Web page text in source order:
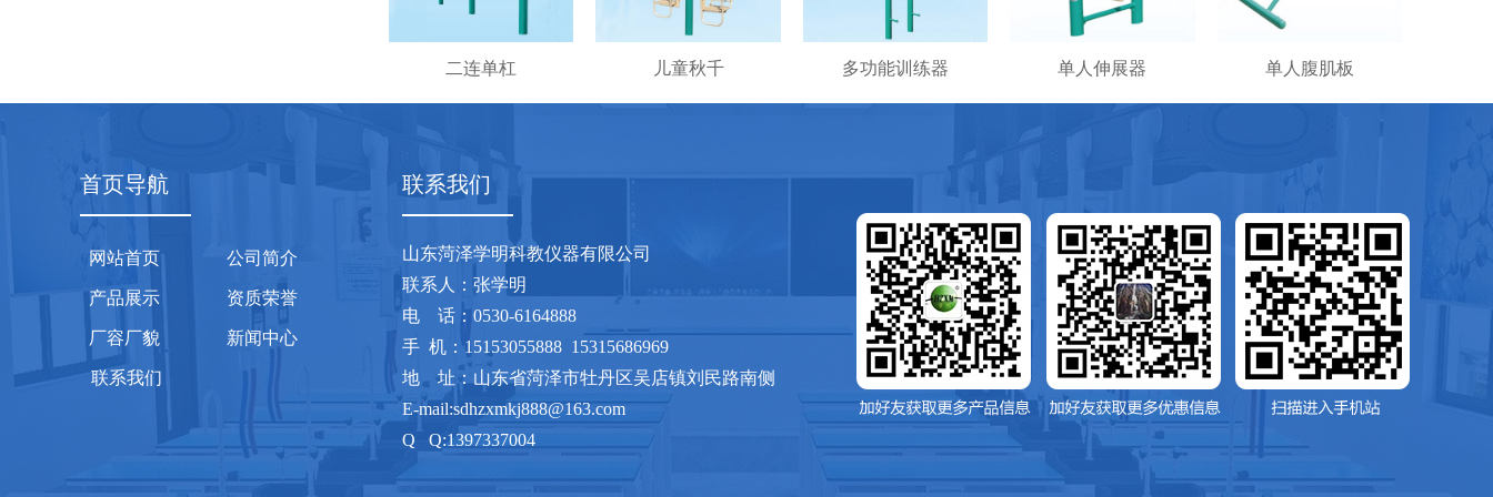
二连单杠 儿童秋千 多功能训练器 单人伸展器 单人腹肌板
首页导航
网站首页 公司简介
产品展示 资质荣誉
厂容厂貌 新闻中心
联系我们
联系我们
山东菏泽学明科教仪器有限公司
联系人：张学明
电 话：0530-6164888
手 机：15153055888 15315686969
地 址：山东省菏泽市牡丹区吴店镇刘民路南侧
E-mail:sdhzxmkj888@163.com
Q Q:1397337004